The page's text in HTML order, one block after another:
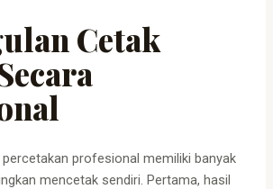
Cetak
profesional memiliki banyak
mencetak sendiri. Pertama, hasil